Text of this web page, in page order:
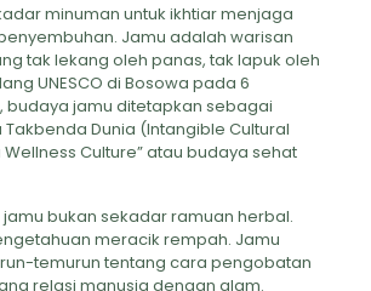
minuman untuk ikhtiar menjaga
Jamu adalah warisan
tak lekang oleh panas, tak lapuk oleh
UNESCO di Bosowa pada 6
budaya jamu ditetapkan sebagai
Dunia (Intangible Cultural
Culture” atau budaya sehat
jamu bukan sekadar ramuan herbal.
meracik rempah. Jamu
temurun tentang cara pengobatan
relasi manusia dengan alam.